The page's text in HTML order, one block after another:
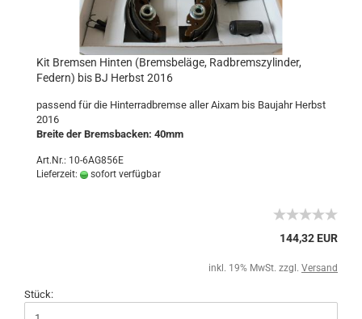
Kit Bremsen Hinten (Bremsbeläge, Radbremszylinder,
Federn) bis BJ Herbst 2016
passend für die Hinterradbremse aller Aixam bis Baujahr Herbst
2016
Breite der Bremsbacken: 40mm
Art.Nr.: 10-6AG856E
Lieferzeit:
sofort verfügbar
144,32 EUR
inkl. 19% MwSt. zzgl. Versand
Stück: